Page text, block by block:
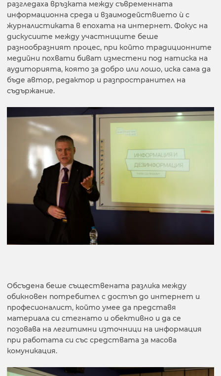
разгледаха връзката между съвременната
информационна среда и взаимодействието ѝ с
журналистиката в епохата на интернет. Фокус на
дискусиите между участниците беше
разнообразният процес, при който традиционните
медийни похвати биват изместени под натиска на
аудиторията, която за добро или лошо, иска сама да
бъде автор, редактор и разпространител на
съдържание.
Обсъдена беше съществената разлика между
обикновен потребител с достъп до интернет и
професионалист, който умее да представя
материала си стегнато и обективно и да се
позовава на легитимни източници на информация
при работата си със средствата за масова
комуникация.